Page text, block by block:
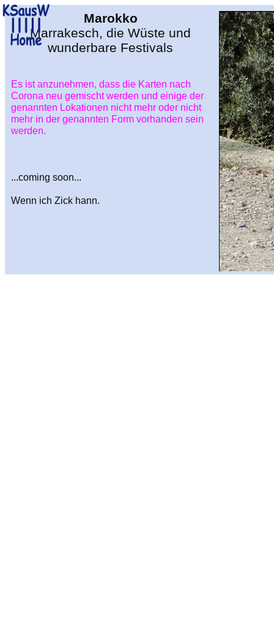
Marokko
Marrakesch, die Wüste und
wunderbare Festivals
Es ist anzunehmen, dass die Karten nach
Corona neu gemischt werden und einige der
genannten Lokationen nicht mehr oder nicht
mehr in der genannten Form vorhanden sein
werden.
...coming soon...
Wenn ich Zick hann.